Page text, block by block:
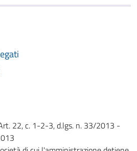
22, c. 1-2-3, d.lgs. n. 33/2013 -